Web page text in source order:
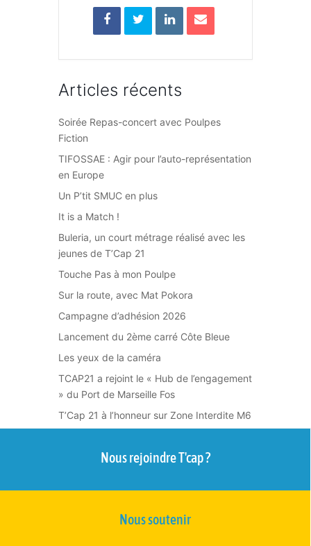
Articles récents
Soirée Repas-concert avec Poulpes
Fiction
TIFOSSAE : Agir pour l’auto-représentation
en Europe
Un P’tit SMUC en plus
It is a Match !
Buleria, un court métrage réalisé avec les
jeunes de T’Cap 21
Touche Pas à mon Poulpe
Sur la route, avec Mat Pokora
Campagne d’adhésion 2026
Lancement du 2ème carré Côte Bleue
Les yeux de la caméra
TCAP21 a rejoint le « Hub de l’engagement
» du Port de Marseille Fos
T’Cap 21 à l’honneur sur Zone Interdite M6
Nous rejoindre T'cap ?
Nous soutenir